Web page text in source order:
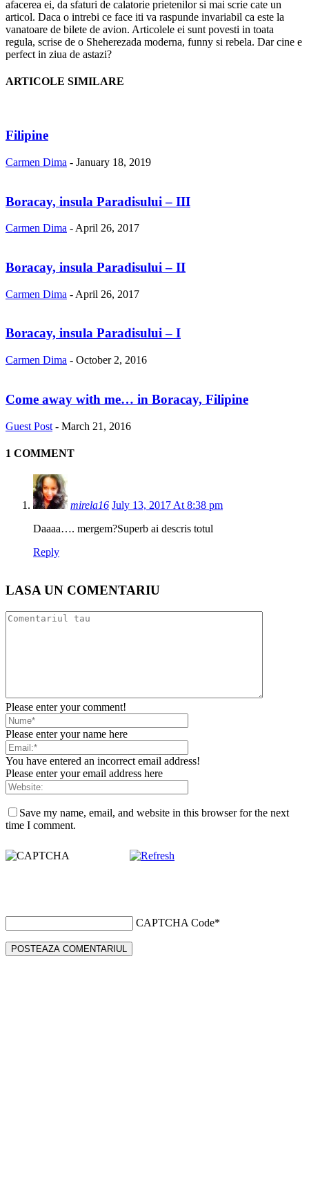
afacerea ei, da sfaturi de calatorie prietenilor si mai scrie cate un
articol. Daca o intrebi ce face iti va raspunde invariabil ca este la
vanatoare de bilete de avion. Articolele ei sunt povesti in toata
regula, scrise de o Sheherezada moderna, funny si rebela. Dar cine e
perfect in ziua de astazi?
ARTICOLE SIMILARE
Filipine
Carmen Dima - January 18, 2019
Boracay, insula Paradisului – III
Carmen Dima - April 26, 2017
Boracay, insula Paradisului – II
Carmen Dima - April 26, 2017
Boracay, insula Paradisului – I
Carmen Dima - October 2, 2016
Come away with me… in Boracay, Filipine
Guest Post - March 21, 2016
1 COMMENT
mirela16 July 13, 2017 At 8:38 pm
Daaaa…. mergem?Superb ai descris totul
Reply
LASA UN COMENTARIU
Please enter your comment!
Please enter your name here
You have entered an incorrect email address!
Please enter your email address here
Save my name, email, and website in this browser for the next
time I comment.
CAPTCHA Code*